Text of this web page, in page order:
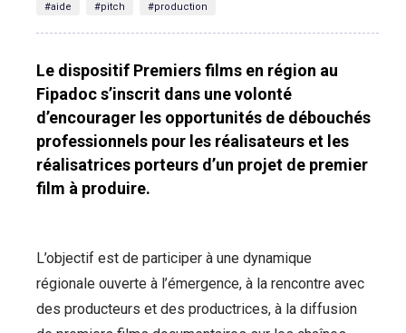
#aide #pitch #production
Le dispositif Premiers films en région au
Fipadoc s’inscrit dans une volonté
d’encourager les opportunités de débouchés
professionnels pour les réalisateurs et les
réalisatrices porteurs d’un projet de premier
film à produire.
L’objectif est de participer à une dynamique
régionale ouverte à l’émergence, à la rencontre avec
des producteurs et des productrices, à la diffusion